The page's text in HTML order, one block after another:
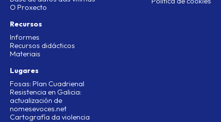
O Proxecto
Recursos
Informes
Recursos didácticos
Materiais
Lugares
Fosas: Plan Cuadrienal
Resistencia en Galicia:
actualización de
nomesevoces.net
Cartografía da violencia